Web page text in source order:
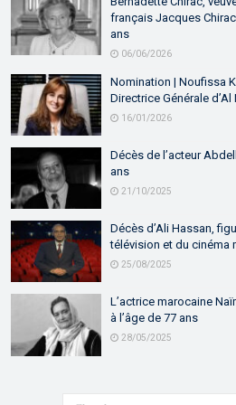
français Jacques
ans
06/06/2026
Nomination | Noufissa
Directrice Générale d’Al
16/01/2026
Décès de l’acteur
ans
21/10/2025
Décès d’Ali Hassan,
télévision et du cinéma
25/08/2025
L’actrice marocaine
à l’âge de 77 ans
28/05/2025